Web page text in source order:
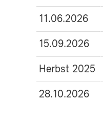
11.06.2026
15.09.2026
Herbst 2025
28.10.2026